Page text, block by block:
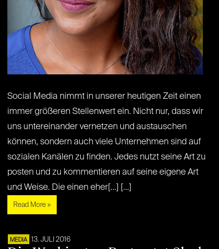
Social Media nimmt in unserer heutigen Zeit einen
immer größeren Stellenwert ein. Nicht nur, dass wir
uns untereinander vernetzen und austauschen
können, sondern auch viele Unternehmen sind auf
sozialen Kanälen zu finden. Jedes nutzt seine Art zu
posten und zu kommentieren auf seine eigene Art
und Weise. Die einen eher[...] [...]
Read More »
MEDIA 13. JULI 2016